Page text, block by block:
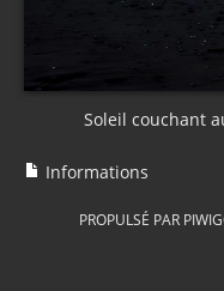
Soleil couchant
Informations
PROPULSÉ PAR